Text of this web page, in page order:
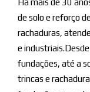
Há mais de 30
de solo e reforço
rachaduras,
e
fundações, até a
trincas e